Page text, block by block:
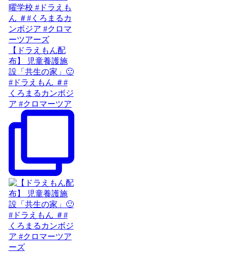
【ドラえもん配
布】 児童養護施
設「共生の家」🙂
#ドラえもん ＃#
くろまるカンボジ
ア #クロマーツア